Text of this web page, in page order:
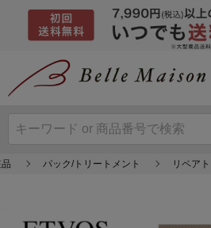
パック/トリートメント リペア